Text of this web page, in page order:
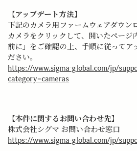
【アップデート方法】
下記のカメラ用ファームウェアダウン
カメラをクリックして、開いたページ
前に」をご確認の上、手順に従ってア
ださい。
https://www.sigma-global.com/jp/
category=cameras
【本件に関するお問い合わせ先】
株式会社シグマ お問い合わせ窓口
https://www.sigma-global.com/jp/